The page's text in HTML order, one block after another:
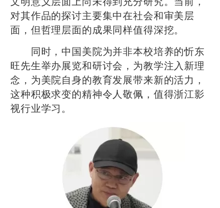
对其作品的探讨主要集中在社会和审美层
面，但哲理层面的成果同样值得深挖。
同时，中国美院为并非本校培养的忻东
旺先生举办展览和研讨会，为教学注入新理
念，为美院自身的教育发展带来新的活力，
这种积极求变的精神令人敬佩，值得浙江影
视行业学习。